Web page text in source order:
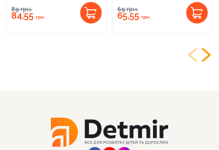
89грн.
84,55 грн.
69грн.
65,55 грн.